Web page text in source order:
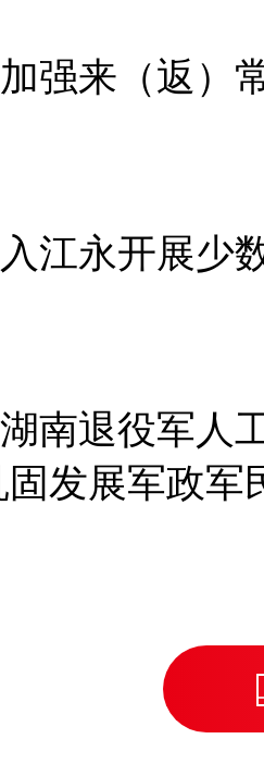
强来（返）
江永开展少
南退役军人
固发展军政军